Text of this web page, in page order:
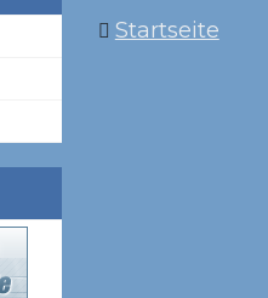
Startseite